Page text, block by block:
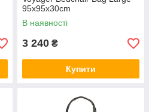
95x95x30cm
В наявності
3 240 ₴
Купити